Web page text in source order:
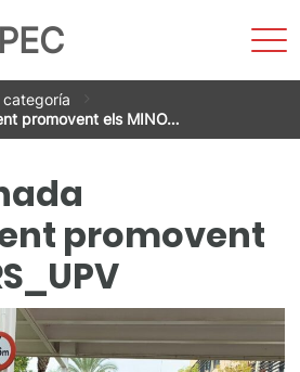
categoría
promovent els MINO…
promovent